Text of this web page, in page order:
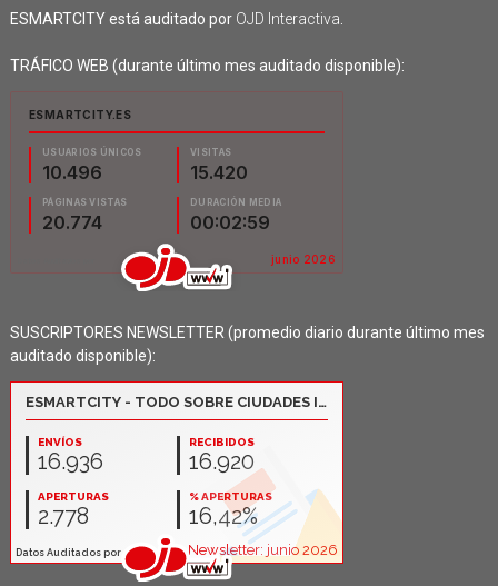
ESMARTCITY está auditado por OJD Interactiva.
TRÁFICO WEB (durante último mes auditado disponible):
SUSCRIPTORES NEWSLETTER (promedio diario durante último mes
auditado disponible):